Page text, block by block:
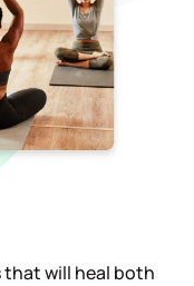
will heal both